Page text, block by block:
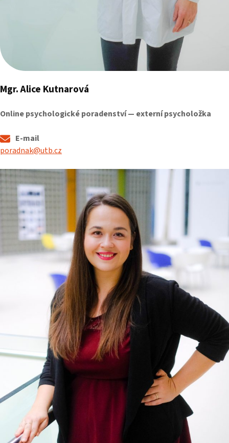
Mgr. Alice Kutnarová
Online psychologické poradenství — externí psycholožka
E-mail
poradnak@utb.cz